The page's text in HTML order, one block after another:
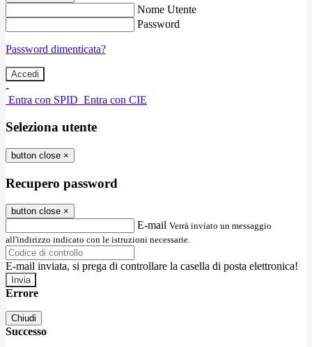
Nome Utente
Password
Password dimenticata?
-
Entra con SPID Entra con CIE
Seleziona utente
button close ×
Recupero password
button close ×
E-mail Verrà inviato un messaggio
all'indirizzo indicato con le istruzioni necessarie.
E-mail inviata, si prega di controllare la casella di posta elettronica!
Errore
Chiudi
Successo